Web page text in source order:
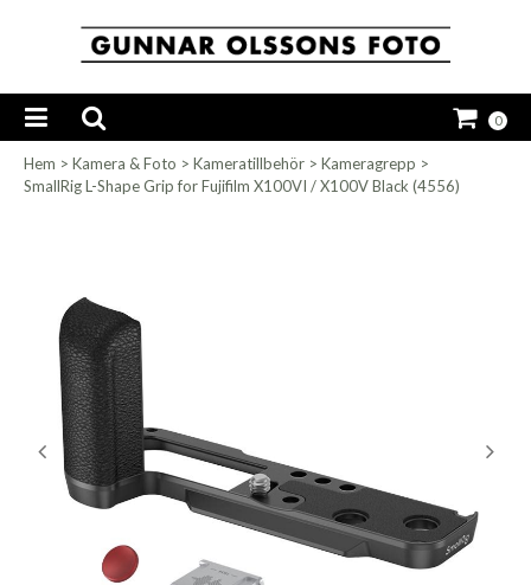
0
Hem > Kamera & Foto > Kameratillbehör > Kameragrepp >
SmallRig L-Shape Grip for Fujifilm X100VI / X100V Black (4556)